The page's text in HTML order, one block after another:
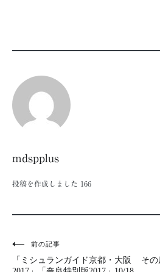
mdspplus
投稿を作成しました 166
投
前の記事
「ミシュランガイド京都・大阪
そ